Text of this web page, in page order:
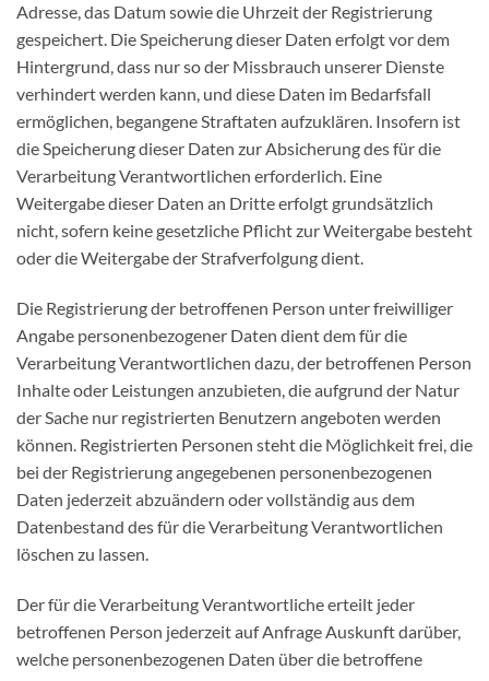
Adresse, das Datum sowie die Uhrzeit der Registrierung
gespeichert. Die Speicherung dieser Daten erfolgt vor dem
Hintergrund, dass nur so der Missbrauch unserer Dienste
verhindert werden kann, und diese Daten im Bedarfsfall
ermöglichen, begangene Straftaten aufzuklären. Insofern ist
die Speicherung dieser Daten zur Absicherung des für die
Verarbeitung Verantwortlichen erforderlich. Eine
Weitergabe dieser Daten an Dritte erfolgt grundsätzlich
nicht, sofern keine gesetzliche Pflicht zur Weitergabe besteht
oder die Weitergabe der Strafverfolgung dient.
Die Registrierung der betroffenen Person unter freiwilliger
Angabe personenbezogener Daten dient dem für die
Verarbeitung Verantwortlichen dazu, der betroffenen Person
Inhalte oder Leistungen anzubieten, die aufgrund der Natur
der Sache nur registrierten Benutzern angeboten werden
können. Registrierten Personen steht die Möglichkeit frei, die
bei der Registrierung angegebenen personenbezogenen
Daten jederzeit abzuändern oder vollständig aus dem
Datenbestand des für die Verarbeitung Verantwortlichen
löschen zu lassen.
Der für die Verarbeitung Verantwortliche erteilt jeder
betroffenen Person jederzeit auf Anfrage Auskunft darüber,
welche personenbezogenen Daten über die betroffene